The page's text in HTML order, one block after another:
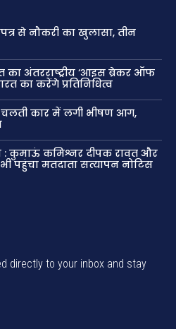
से नौकरी का खुलासा, तीन
अंतरराष्ट्रीय ‘आइस ब्रेकर ऑफ
का करेंगे प्रतिनिधित्व
चलती कार में लगी भीषण आग,
: कुमाऊं कमिश्नर दीपक रावत और
पहुंचा मतदाता सत्यापन नोटिस
directly to your inbox and stay